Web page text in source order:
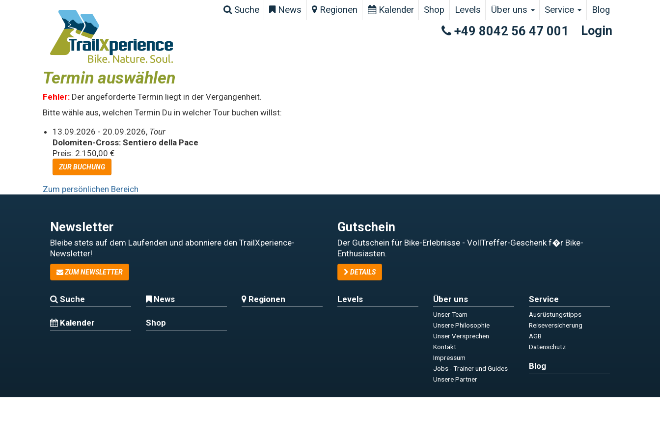
Suche News Regionen Kalender Shop Levels Über uns Service Blog
Login
+49 8042 56 47 001
Termin auswählen
Fehler: Der angeforderte Termin liegt in der Vergangenheit.
Bitte wähle aus, welchen Termin Du in welcher Tour buchen willst:
13.09.2026 - 20.09.2026, Tour
Dolomiten-Cross: Sentiero della Pace
Preis: 2.150,00 €
ZUR BUCHUNG
Zum persönlichen Bereich
Newsletter
Bleibe stets auf dem Laufenden und abonniere den TrailXperience-
Newsletter!
ZUM NEWSLETTER
Gutschein
Der Gutschein für Bike-Erlebnisse - VollTreffer-Geschenk f�r Bike-
Enthusiasten.
DETAILS
Suche News Regionen
Kalender Shop
Levels Über uns
Unser Team
Unsere Philosophie
Unser Versprechen
Kontakt
Impressum
Jobs - Trainer und Guides
Unsere Partner
Service
Ausrüstungstipps
Reiseversicherung
AGB
Datenschutz
Blog